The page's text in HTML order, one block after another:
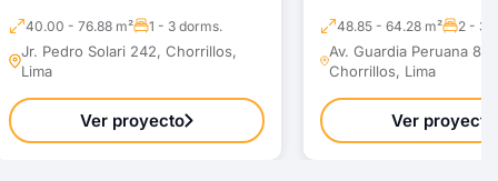
40.00 - 76.88 m² 1 - 3 dorms.
Jr. Pedro Solari 242, Chorrillos,
Lima
Ver proyecto
48.85 - 64.28 m² 2 - 3
Av. Guardia Peruana
Chorrillos, Lima
Ver proyecto